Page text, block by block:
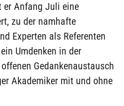
er Anfang Juli eine
zu der namhafte
Experten als Referenten
Umdenken in der
Gedankenaustausch
Akademiker mit und ohne